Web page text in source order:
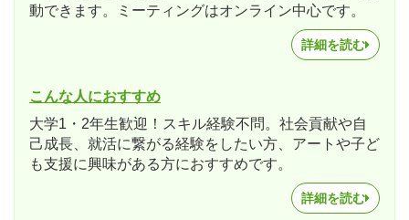
動できます。ミーティングはオンライン中心です。
詳細を読む
こんな人におすすめ
大学1・2年生歓迎！スキル経験不問。社会貢献や自
己成長、就活に繋がる経験をしたい方、アートや子ど
も支援に興味がある方におすすめです。
詳細を読む